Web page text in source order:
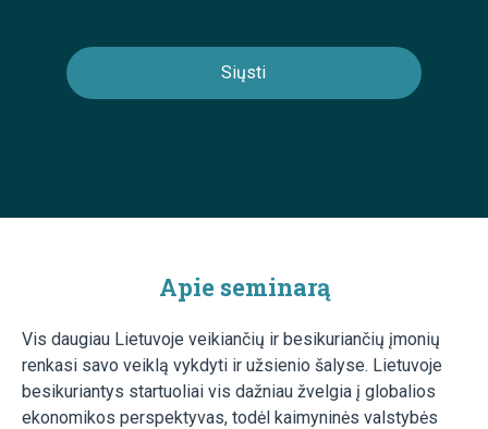
Apie seminarą
Vis daugiau Lietuvoje veikiančių ir besikuriančių įmonių
renkasi savo veiklą vykdyti ir užsienio šalyse. Lietuvoje
besikuriantys startuoliai vis dažniau žvelgia į globalios
ekonomikos perspektyvas, todėl kaimyninės valstybės